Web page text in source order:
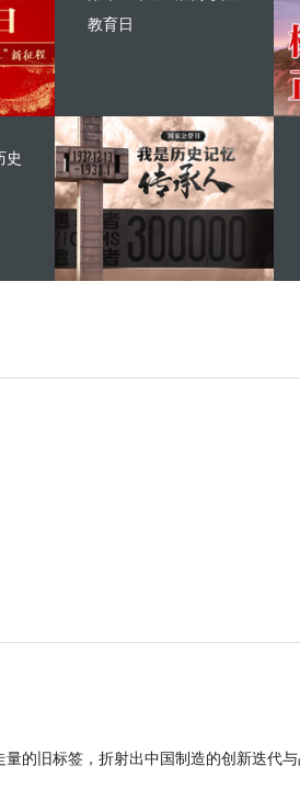
教育日
史
的旧标签，折射出中国制造的创新迭代